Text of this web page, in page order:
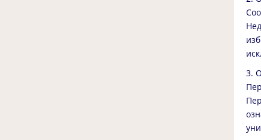
3.